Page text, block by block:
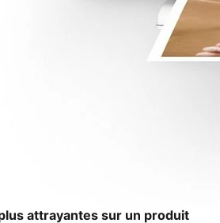
attrayantes sur un produit